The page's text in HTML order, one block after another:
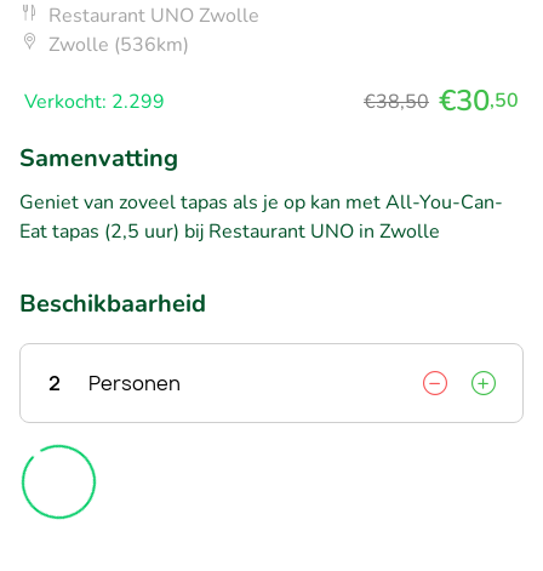
Restaurant UNO Zwolle
Zwolle (536km)
Verkocht: 2.299 €38,50 €30,50
Samenvatting
Geniet van zoveel tapas als je op kan met All-You-Can-
Eat tapas (2,5 uur) bij Restaurant UNO in Zwolle
Beschikbaarheid
2 Personen